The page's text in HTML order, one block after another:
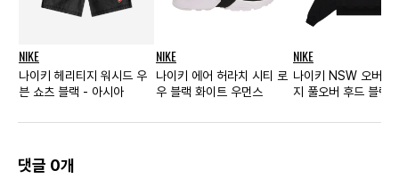
NIKE
나이키 헤리티지 워시드 우
븐 쇼츠 블랙 - 아시아
NIKE
나이키 에어 허라치 시티 로
우 블랙 화이트 우먼스
NIKE
나이키 NSW 오버사
지 풀오버 후드 블랙
댓글 0개